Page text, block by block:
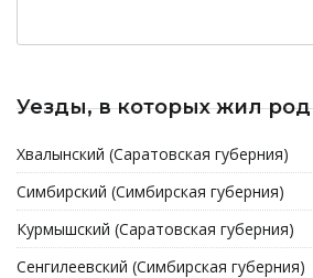
Уезды, в которых жил род
Хвалынский (Саратовская губерния)
Симбирский (Симбирская губерния)
Курмышский (Саратовская губерния)
Сенгилеевский (Симбирская губерния)